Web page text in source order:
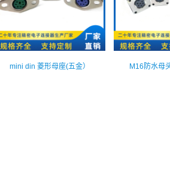
mini din 菱形母座(五金） M16防水母